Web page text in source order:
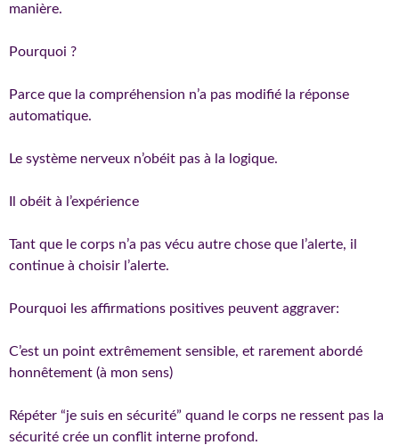
manière.
Pourquoi ?
Parce que la compréhension n’a pas modifié la réponse
automatique.
Le système nerveux n’obéit pas à la logique.
Il obéit à l’expérience
Tant que le corps n’a pas vécu autre chose que l’alerte, il
continue à choisir l’alerte.
Pourquoi les affirmations positives peuvent aggraver:
C’est un point extrêmement sensible, et rarement abordé
honnêtement (à mon sens)
Répéter “je suis en sécurité” quand le corps ne ressent pas la
sécurité crée un conflit interne profond.